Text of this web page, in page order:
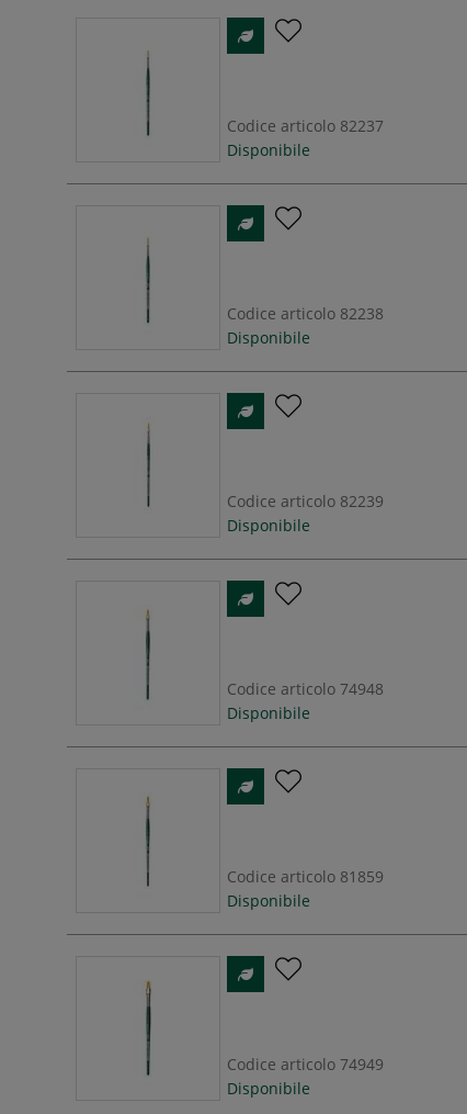
Codice articolo 82237
Disponibile
Codice articolo 82238
Disponibile
Codice articolo 82239
Disponibile
Codice articolo 74948
Disponibile
Codice articolo 81859
Disponibile
Codice articolo 74949
Disponibile